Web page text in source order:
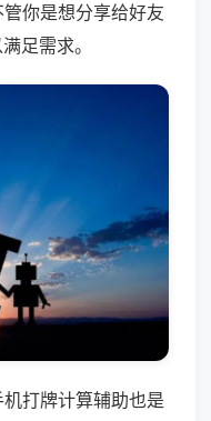
你是想分享给好友
足需求。
打牌计算辅助也是